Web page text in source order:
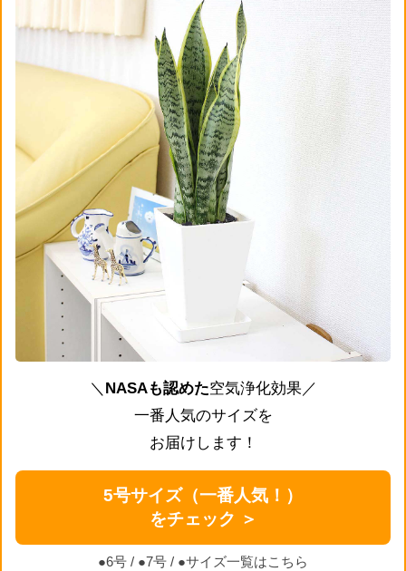
＼ NASAも認めた空気浄化効果／
一番人気のサイズを
お届けします！
5号サイズ（一番人気！）
をチェック ＞
●6号 / ●7号 / ●サイズ一覧はこちら